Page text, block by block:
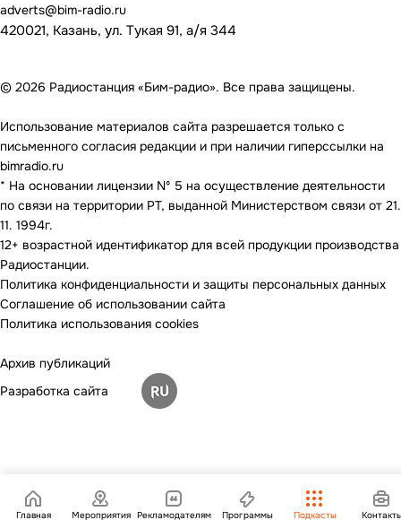
adverts@bim-radio.ru
420021, Казань, ул. Тукая 91, а/я 344
© 2026 Радиостанция «Бим-радио». Все права защищены.
Использование материалов сайта разрешается только с
письменного согласия редакции и при наличии гиперссылки на
bimradio.ru
* На основании лицензии Nº 5 на осуществление деятельности
по связи на территории РТ, выданной Министерством связи от 21.
11. 1994г.
12+ возрастной идентификатор для всей продукции производства
Радиостанции.
Политика конфиденциальности и защиты персональных данных
Соглашение об использовании сайта
Политика использования cookies
Архив публикаций
Разработка сайта
Главная Мероприятия Рекламодателям Программы Подкасты